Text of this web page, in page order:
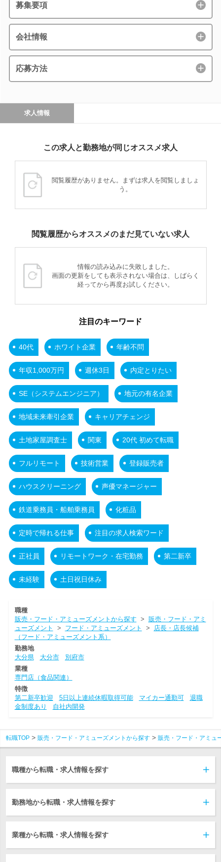
募集要項
会社情報
応募方法
求人情報
この求人と勤務地が同じオススメ求人
閲覧履歴がありません。まずは求人を閲覧しましょ
う。
閲覧履歴からオススメのまだ見ていない求人
情報の読み込みに失敗しました。
画面の更新をしても表示されない場合は、しばらく
経ってから再度お試しください。
注目のキーワード
40代 ホワイト企業 年齢不問
年収1,000万円 週休3日 内定とりたい
SE（システムエンジニア） 地元の有名企業
地域未来牽引企業 キャリアチェンジ
土地家屋調査士 関東 20代 初めて転職
フルリモート 技術営業 登録販売者
ハウスクリーニング 声優マネージャー
鉄道乗務員・船舶乗務員 化粧品
定時で帰れる仕事 注目の求人検索ワード
正社員 リモートワーク・在宅勤務 第二新卒
未経験 土日祝日休み
職種
販売・フード・アミューズメントから探す > 販売・フード・アミ
ューズメント
> フード・アミューズメント >
店長・店長候補
（フード・アミューズメント系）
勤務地
大分県
大分市
別府市
業種
専門店（食品関連）
特徴
第二新卒歓迎
5日以上連続休暇取得可能 マイカー通勤可
退職
金制度あり
自社内開発
転職TOP 販売・フード・アミューズメントから探す 販売・フード・アミュ
職種から転職・求人情報を探す
勤務地から転職・求人情報を探す
業種から転職・求人情報を探す